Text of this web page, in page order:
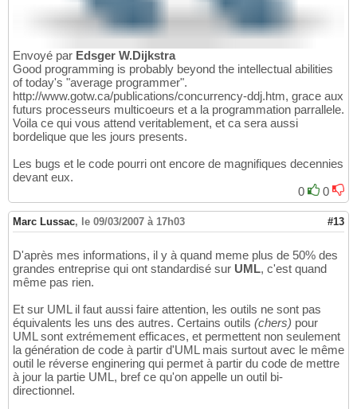
Envoyé par Edsger W.Dijkstra
Good programming is probably beyond the intellectual abilities
of today's "average programmer".
http://www.gotw.ca/publications/concurrency-ddj.htm, grace aux
futurs processeurs multicoeurs et a la programmation parrallele.
Voila ce qui vous attend veritablement, et ca sera aussi
bordelique que les jours presents.
Les bugs et le code pourri ont encore de magnifiques decennies
devant eux.
0
0
Marc Lussac, le 09/03/2007 à 17h03 #13
D'après mes informations, il y à quand meme plus de 50% des
grandes entreprise qui ont standardisé sur UML, c'est quand
même pas rien.
Et sur UML il faut aussi faire attention, les outils ne sont pas
équivalents les uns des autres. Certains outils (chers) pour
UML sont extrémement efficaces, et permettent non seulement
la génération de code à partir d'UML mais surtout avec le même
outil le réverse enginering qui permet à partir du code de mettre
à jour la partie UML, bref ce qu'on appelle un outil bi-
directionnel.